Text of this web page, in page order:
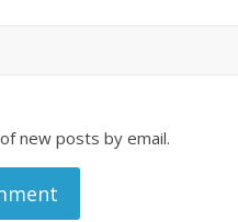
new posts by email.